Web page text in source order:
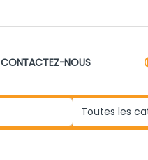
CONTACTEZ-NOUS